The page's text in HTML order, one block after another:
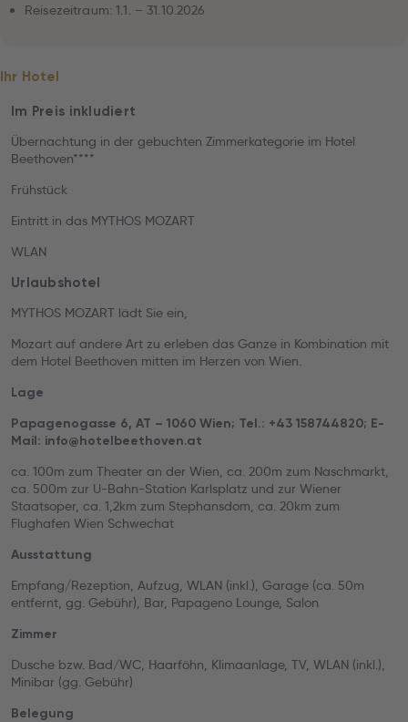
Reisezeitraum: 1.1. – 31.10.2026
Ihr Hotel
Im Preis inkludiert
Übernachtung in der gebuchten Zimmerkategorie im Hotel
Beethoven****
Frühstück
Eintritt in das MYTHOS MOZART
WLAN
Urlaubshotel
MYTHOS MOZART lädt Sie ein,
Mozart auf andere Art zu erleben das Ganze in Kombination mit
dem Hotel Beethoven mitten im Herzen von Wien.
Lage
Papagenogasse 6, AT – 1060 Wien; Tel.: +43 158744820; E-
Mail: info@hotelbeethoven.at
ca. 100m zum Theater an der Wien, ca. 200m zum Naschmarkt,
ca. 500m zur U-Bahn-Station Karlsplatz und zur Wiener
Staatsoper, ca. 1,2km zum Stephansdom, ca. 20km zum
Flughafen Wien Schwechat
Ausstattung
Empfang/Rezeption, Aufzug, WLAN (inkl.), Garage (ca. 50m
entfernt, gg. Gebühr), Bar, Papageno Lounge, Salon
Zimmer
Dusche bzw. Bad/WC, Haarföhn, Klimaanlage, TV, WLAN (inkl.),
Minibar (gg. Gebühr)
Belegung